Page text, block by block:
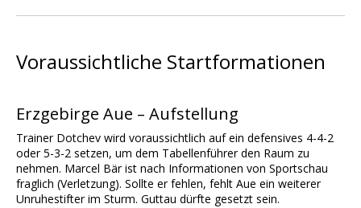
Voraussichtliche Startformationen
Erzgebirge Aue – Aufstellung
Trainer Dotchev wird voraussichtlich auf ein defensives 4-4-2
oder 5-3-2 setzen, um dem Tabellenführer den Raum zu
nehmen. Marcel Bär ist nach Informationen von Sportschau
fraglich (Verletzung). Sollte er fehlen, fehlt Aue ein weiterer
Unruhestifter im Sturm. Guttau dürfte gesetzt sein.